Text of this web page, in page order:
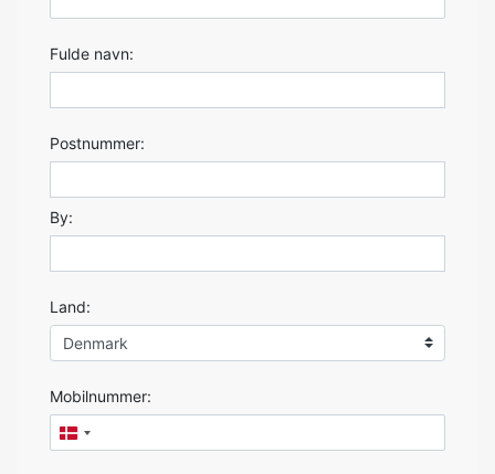
Fulde navn:
Postnummer:
By:
Land:
Mobilnummer: